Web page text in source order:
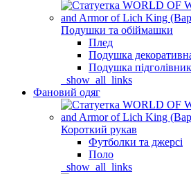
Подушки та обіймашки
Плед
Подушка
Подушка підголівник
_show_all_links
Фановий одяг
Короткий рукав
Футболки та джерсі
Поло
_show_all_links